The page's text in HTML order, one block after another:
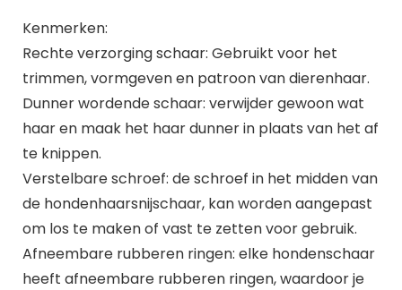
Kenmerken:
Rechte verzorging schaar: Gebruikt voor het
trimmen, vormgeven en patroon van dierenhaar.
Dunner wordende schaar: verwijder gewoon wat
haar en maak het haar dunner in plaats van het af
te knippen.
Verstelbare schroef: de schroef in het midden van
de hondenhaarsnijschaar, kan worden aangepast
om los te maken of vast te zetten voor gebruik.
Afneembare rubberen ringen: elke hondenschaar
heeft afneembare rubberen ringen, waardoor je